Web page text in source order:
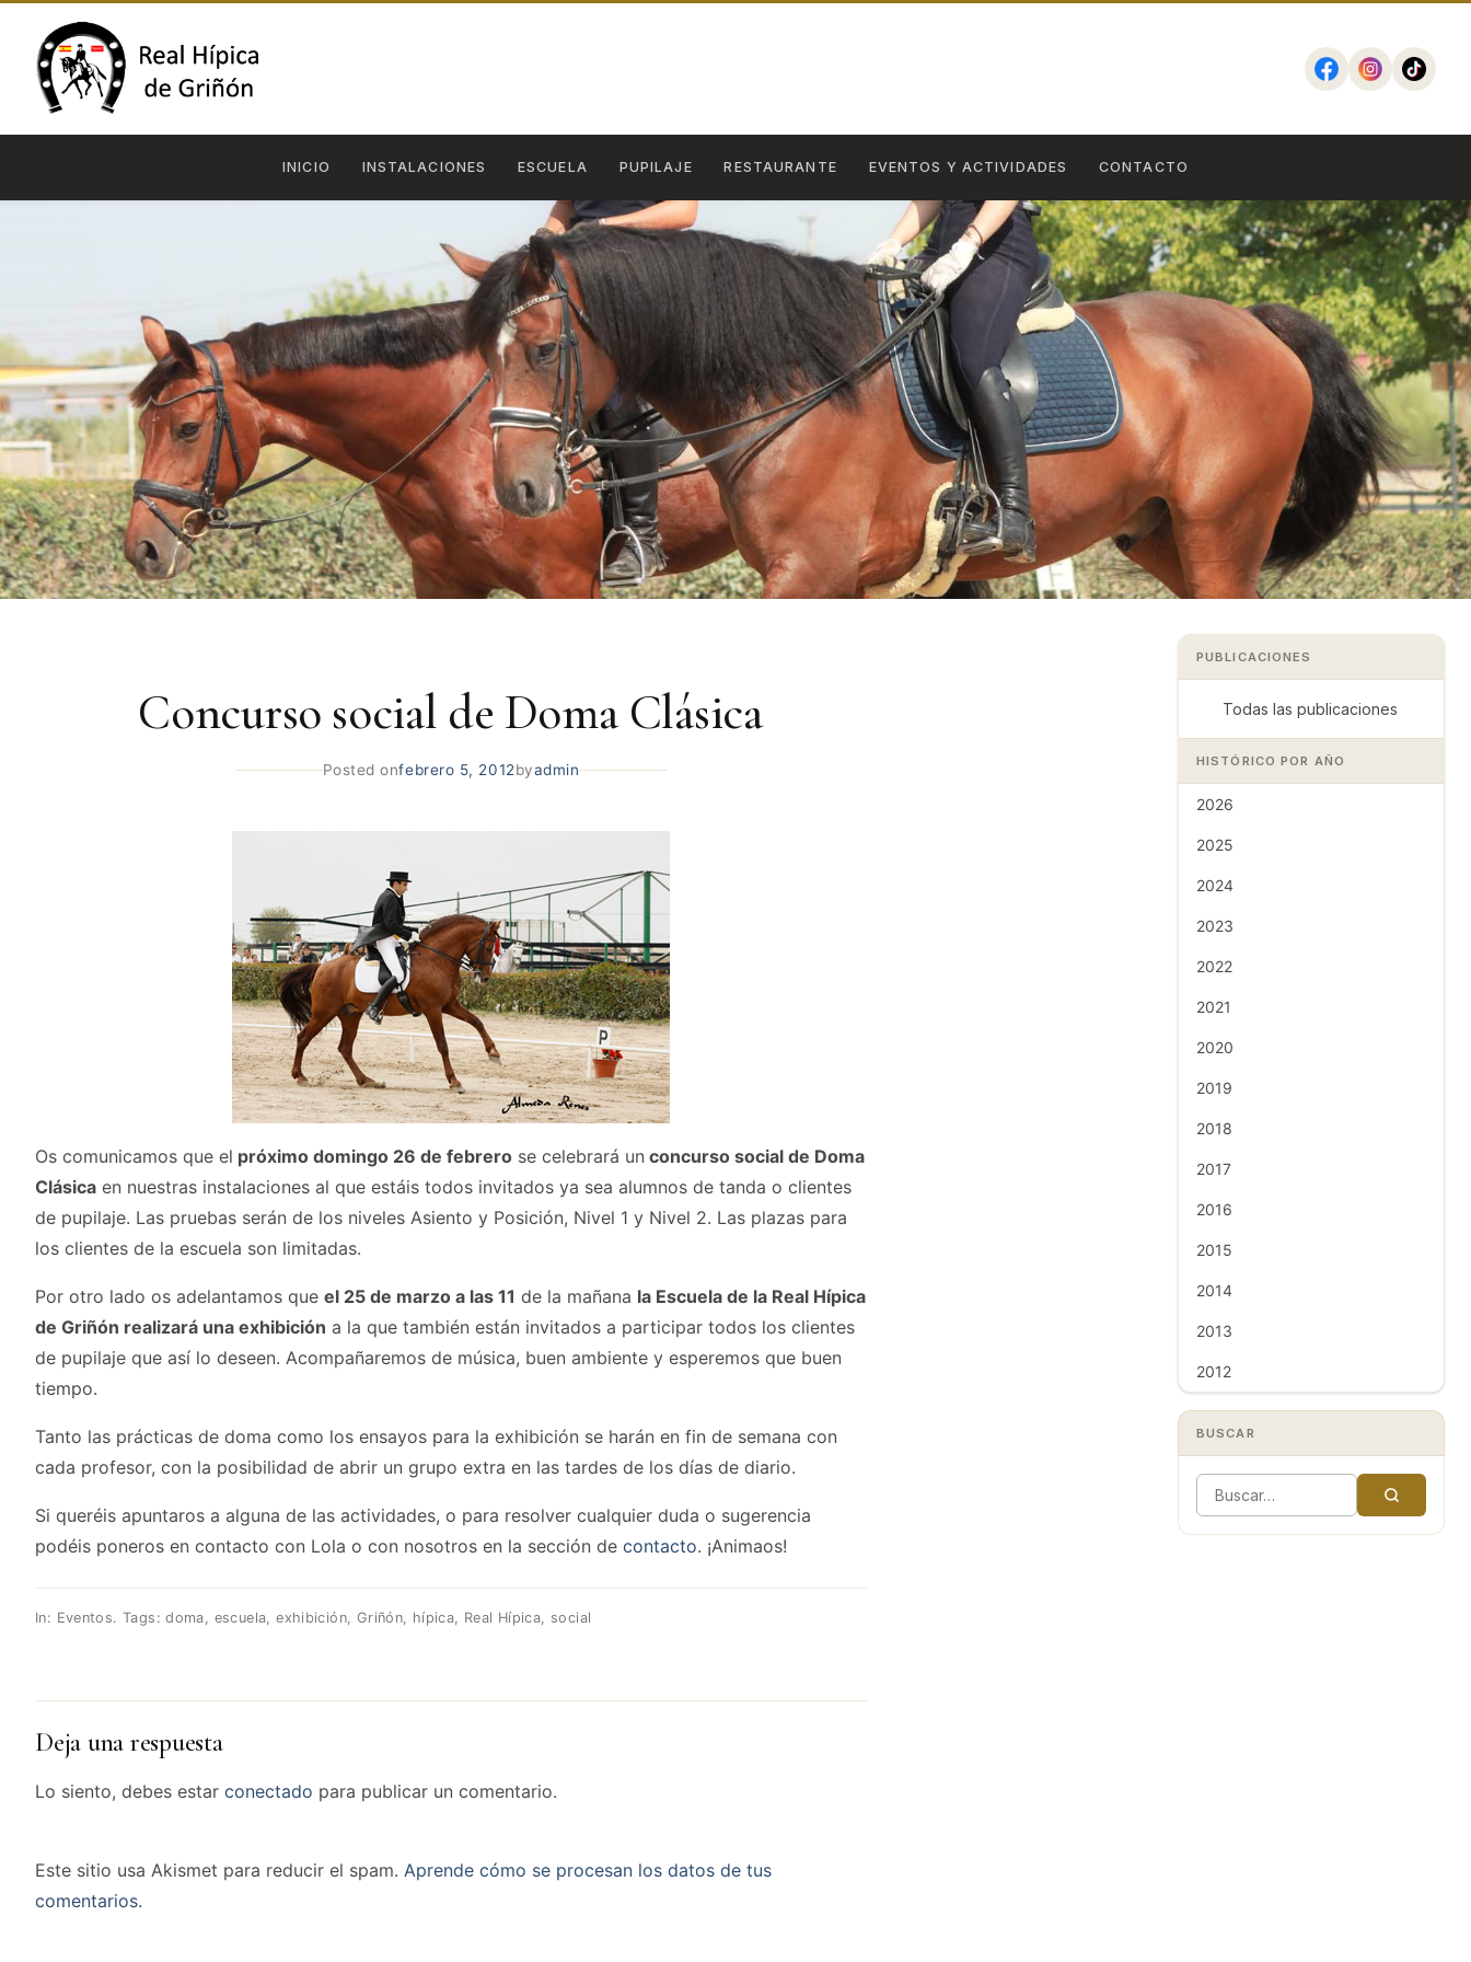
INICIO INSTALACIONES ESCUELA PUPILAJE RESTAURANTE EVENTOS Y ACTIVIDADES CONTACTO
Concurso social de Doma Clásica
Posted onfebrero 5, 2012byadmin
Os comunicamos que el próximo domingo 26 de febrero se celebrará un concurso social de Doma
Clásica en nuestras instalaciones al que estáis todos invitados ya sea alumnos de tanda o clientes
de pupilaje. Las pruebas serán de los niveles Asiento y Posición, Nivel 1 y Nivel 2. Las plazas para
los clientes de la escuela son limitadas.
Por otro lado os adelantamos que el 25 de marzo a las 11 de la mañana la Escuela de la Real Hípica
de Griñón realizará una exhibición a la que también están invitados a participar todos los clientes
de pupilaje que así lo deseen. Acompañaremos de música, buen ambiente y esperemos que buen
tiempo.
Tanto las prácticas de doma como los ensayos para la exhibición se harán en fin de semana con
cada profesor, con la posibilidad de abrir un grupo extra en las tardes de los días de diario.
Si queréis apuntaros a alguna de las actividades, o para resolver cualquier duda o sugerencia
podéis poneros en contacto con Lola o con nosotros en la sección de contacto. ¡Animaos!
In: Eventos. Tags:doma, escuela,exhibición, Griñón, hípica, Real Hípica, social
Deja una respuesta
Lo siento, debes estar conectado para publicar un comentario.
Este sitio usa Akismet para reducir el spam. Aprende cómo se procesan los datos de tus
comentarios.
PUBLICACIONES
Todas las publicaciones
HISTÓRICO POR AÑO
2026
2025
2024
2023
2022
2021
2020
2019
2018
2017
2016
2015
2014
2013
2012
BUSCAR